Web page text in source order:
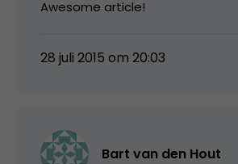
Awesome article!
28 juli 2015 om 20:03
Bart van den Hout